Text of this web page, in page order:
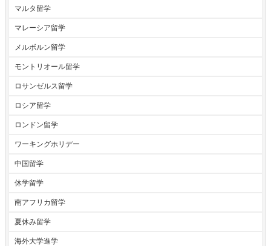
マルタ留学
マレーシア留学
メルボルン留学
モントリオール留学
ロサンゼルス留学
ロシア留学
ロンドン留学
ワーキングホリデー
中国留学
休学留学
南アフリカ留学
夏休み留学
海外大学進学